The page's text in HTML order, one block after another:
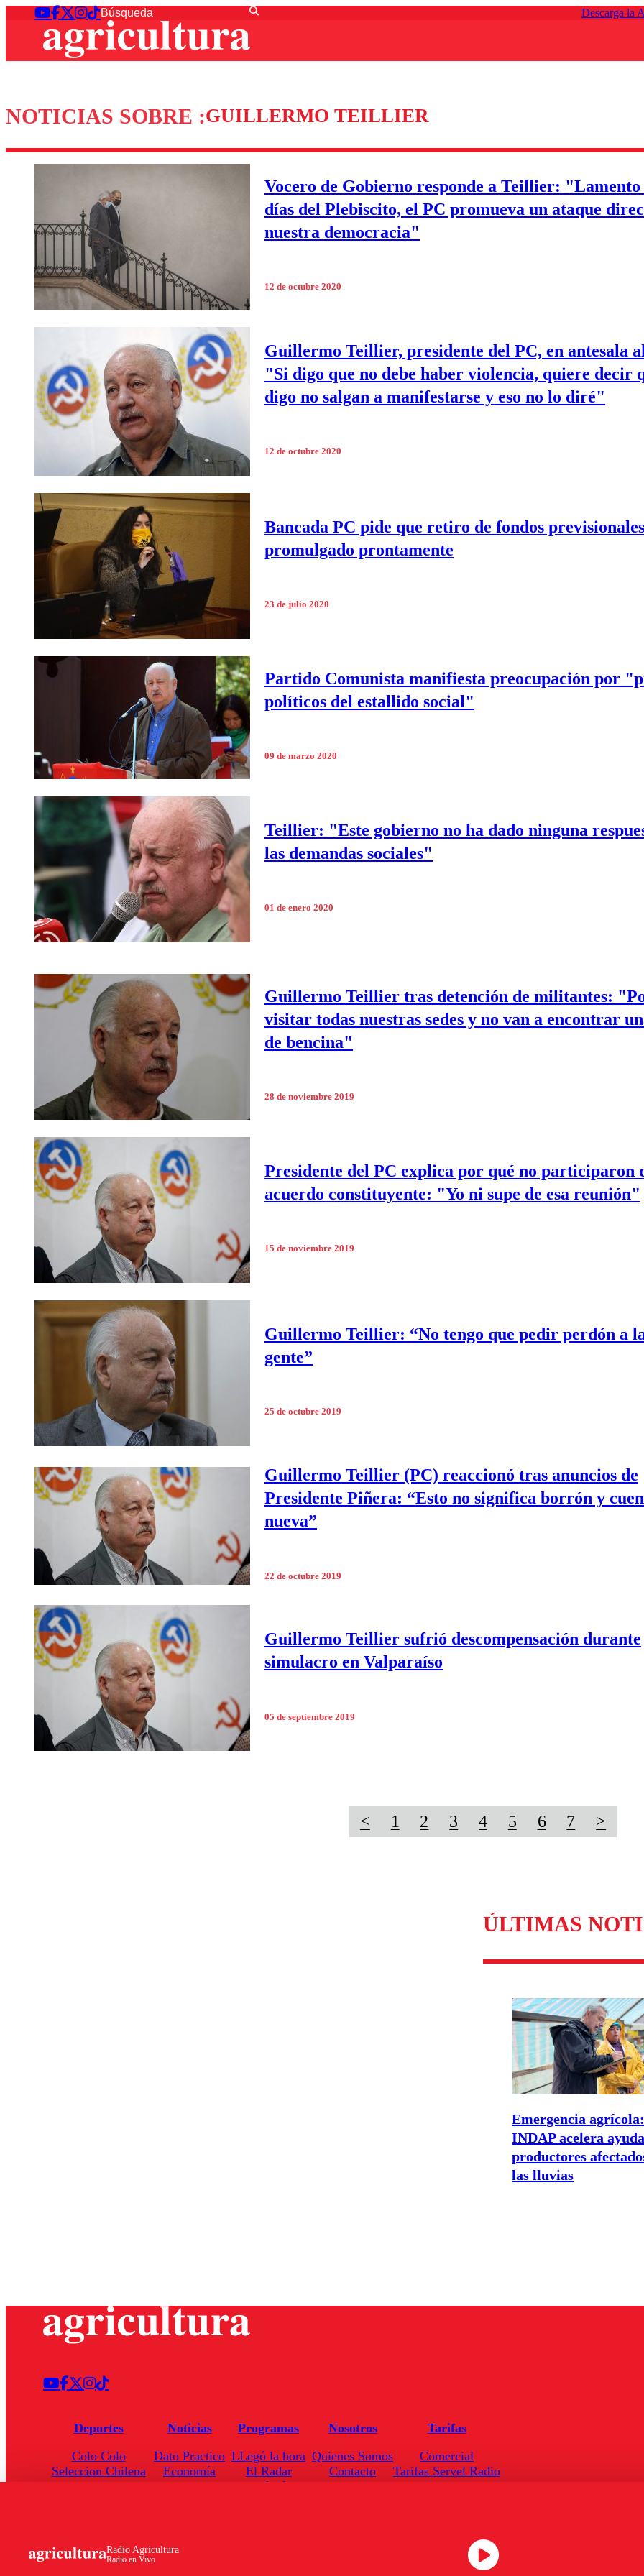
Descarga la
NOTICIAS SOBRE :GUILLERMO TEILLIER
Vocero de Gobierno responde a Teillier: "Lamento
días del Plebiscito, el PC promueva un ataque
nuestra democracia"
12 de octubre 2020
Guillermo Teillier, presidente del PC, en antesala
"Si digo que no debe haber violencia, quiere decir
digo no salgan a manifestarse y eso no lo diré"
12 de octubre 2020
Bancada PC pide que retiro de fondos
promulgado prontamente
23 de julio 2020
Partido Comunista manifiesta preocupación por
políticos del estallido social"
09 de marzo 2020
Teillier: "Este gobierno no ha dado ninguna
las demandas sociales"
01 de enero 2020
Guillermo Teillier tras detención de militantes:
visitar todas nuestras sedes y no van a encontrar
de bencina"
28 de noviembre 2019
Presidente del PC explica por qué no participaron
acuerdo constituyente: "Yo ni supe de esa reunión"
15 de noviembre 2019
Guillermo Teillier: “No tengo que pedir perdón a
gente”
25 de octubre 2019
Guillermo Teillier (PC) reaccionó tras anuncios de
Presidente Piñera: “Esto no significa borrón y
nueva”
22 de octubre 2019
Guillermo Teillier sufrió descompensación durante
simulacro en Valparaíso
05 de septiembre 2019
< 1 2 3 4 5 6 7 >
ÚLTIMAS
Emergencia agrícola:
INDAP acelera
productores
las lluvias
Radio Agricultura
Radio en Vivo
Deportes
Colo Colo
Seleccion Chilena
Noticias
Dato Practico
Economía
Programas
LLegó la hora
El Radar
Enfoqué Público
Nosotros
Quienes Somos
Contacto
Tarifas
Comercial
Tarifas Servel Radio